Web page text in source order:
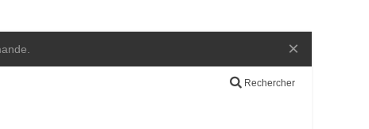
×
Rechercher